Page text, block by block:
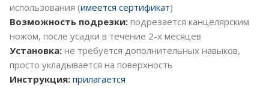
использования (имеется сертификат)
Возможность подрезки: подрезается канцелярским
ножом, после усадки в течение 2-х месяцев
Установка: не требуется дополнительных навыков,
просто укладывается на поверхность
Инструкция: прилагается